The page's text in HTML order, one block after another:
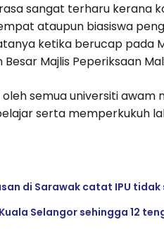
sangat terharu kerana
ataupun biasiswa
ketika berucap pada
Majlis Peperiksaan
semua universiti
serta memperkukuh
di Sarawak catat IPU tidak
Selangor sehingga 12